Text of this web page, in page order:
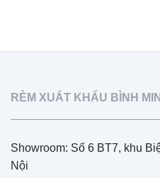
RÈM XUẤT KHẨU BÌNH
Showroom: Số 6 BT7, khu
Nội